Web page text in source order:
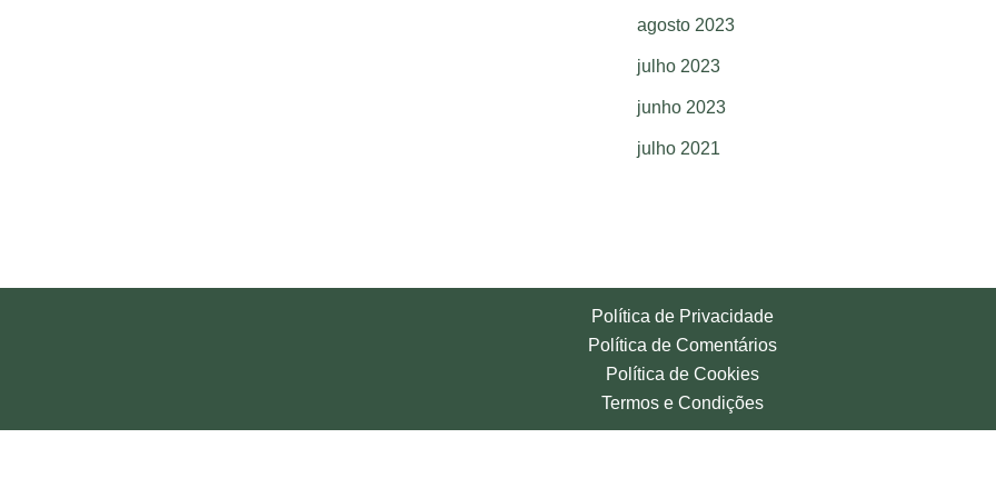
agosto 2023
julho 2023
junho 2023
julho 2021
Política de Privacidade
Política de Comentários
Política de Cookies
Termos e Condições